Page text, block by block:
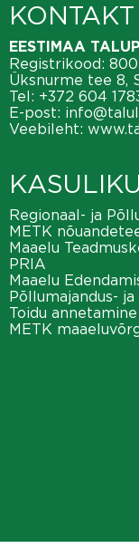
KONTAKT
EESTIMAA
Registrikood:
Üksnurme tee 8,
Tel: +372 604
E-post:
Veebileht:
Regionaal- ja
METK
Maaelu
PRIA
Maaelu
Põllumajandus-
Toidu
METK